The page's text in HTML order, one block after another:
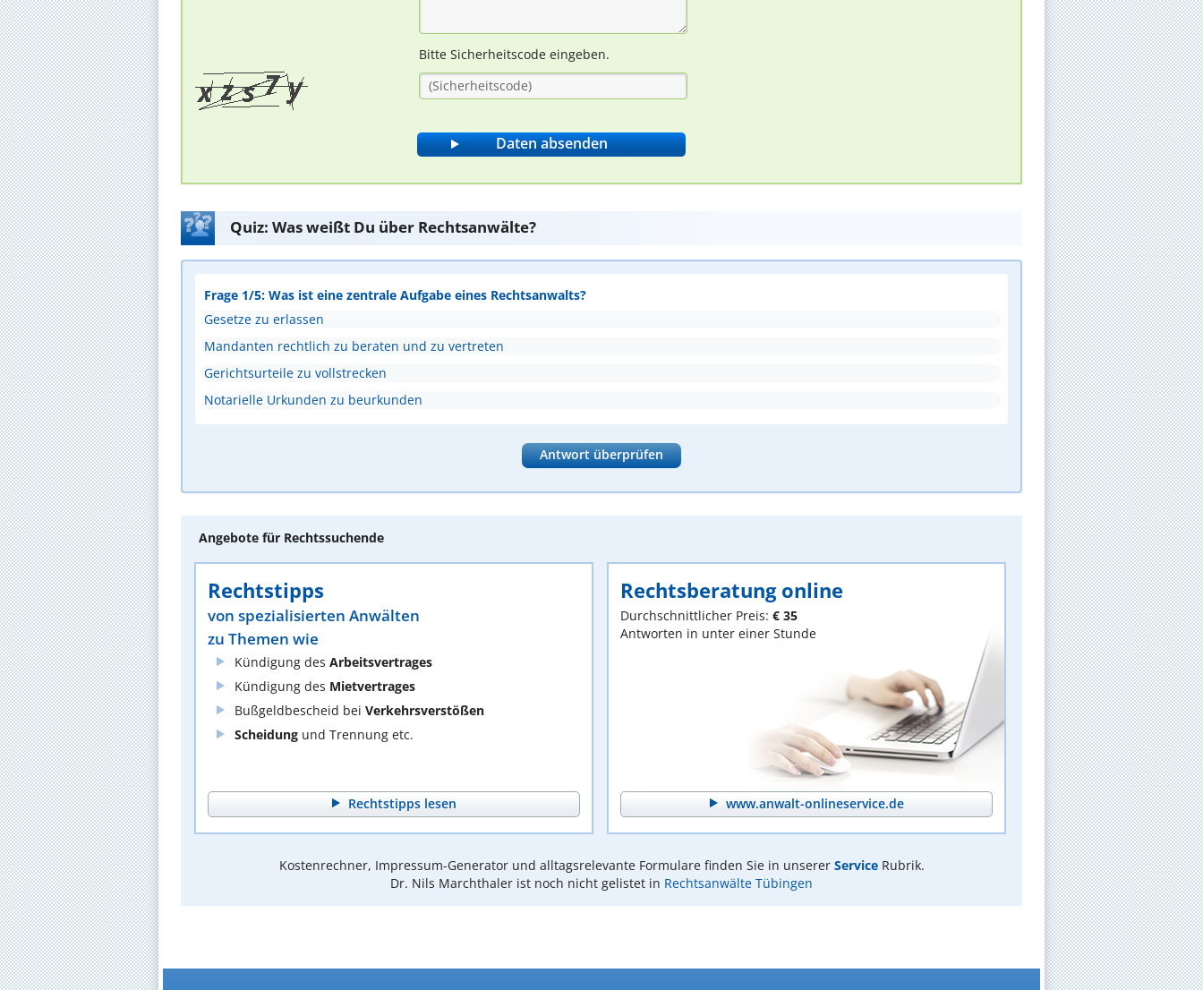
Bitte Sicherheitscode eingeben.
Quiz: Was weißt Du über Rechtsanwälte?
Frage 1/5: Was ist eine zentrale Aufgabe eines Rechtsanwalts?
Gesetze zu erlassen
Mandanten rechtlich zu beraten und zu vertreten
Gerichtsurteile zu vollstrecken
Notarielle Urkunden zu beurkunden
Antwort überprüfen
Angebote für Rechtssuchende
Rechtstipps
von spezialisierten Anwälten
zu Themen wie
Kündigung des Arbeitsvertrages
Kündigung des Mietvertrages
Bußgeldbescheid bei Verkehrsverstößen
Scheidung und Trennung etc.
Rechtstipps lesen
Rechtsberatung online
Durchschnittlicher Preis: € 35
Antworten in unter einer Stunde
www.anwalt-onlineservice.de
Kostenrechner, Impressum-Generator und alltagsrelevante Formulare finden Sie in unserer ServiceRubrik.
Dr. Nils Marchthaler ist noch nicht gelistet in Rechtsanwälte Tübingen